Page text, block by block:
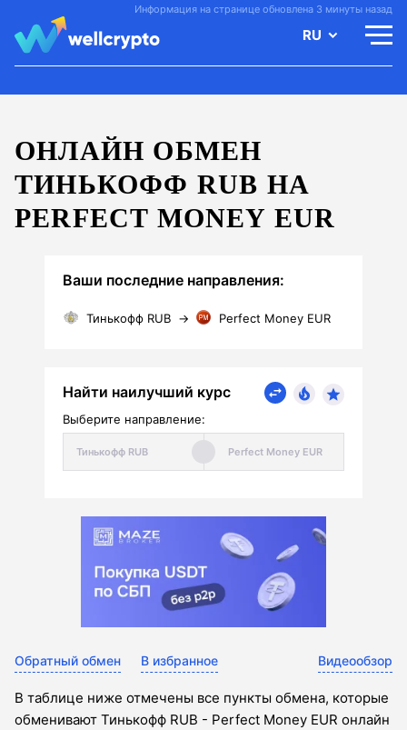
Информация на странице обновлена 3 минуты назад
RU
ОНЛАЙН ОБМЕН
ТИНЬКОФФ RUB НА
PERFECT MONEY EUR
Ваши последние направления:
Тинькофф RUB → Perfect Money EUR
Найти наилучший курс
Выберите направление:
Обратный обмен В избранное Видеообзор
В таблице ниже отмечены все пункты обмена, которые
обменивают Тинькофф RUB - Perfect Money EUR онлайн